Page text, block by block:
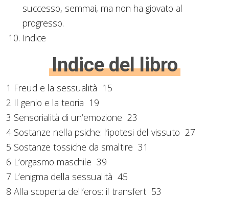
successo, semmai, ma non ha giovato al
progresso.
Indice
Indice del libro
1 Freud e la sessualità 15
2 Il genio e la teoria 19
3 Sensorialità di un’emozione 23
4 Sostanze nella psiche: l’ipotesi del vissuto 27
5 Sostanze tossiche da smaltire 31
6 L’orgasmo maschile 39
7 L’enigma della sessualità 45
8 Alla scoperta dell’eros: il transfert 53